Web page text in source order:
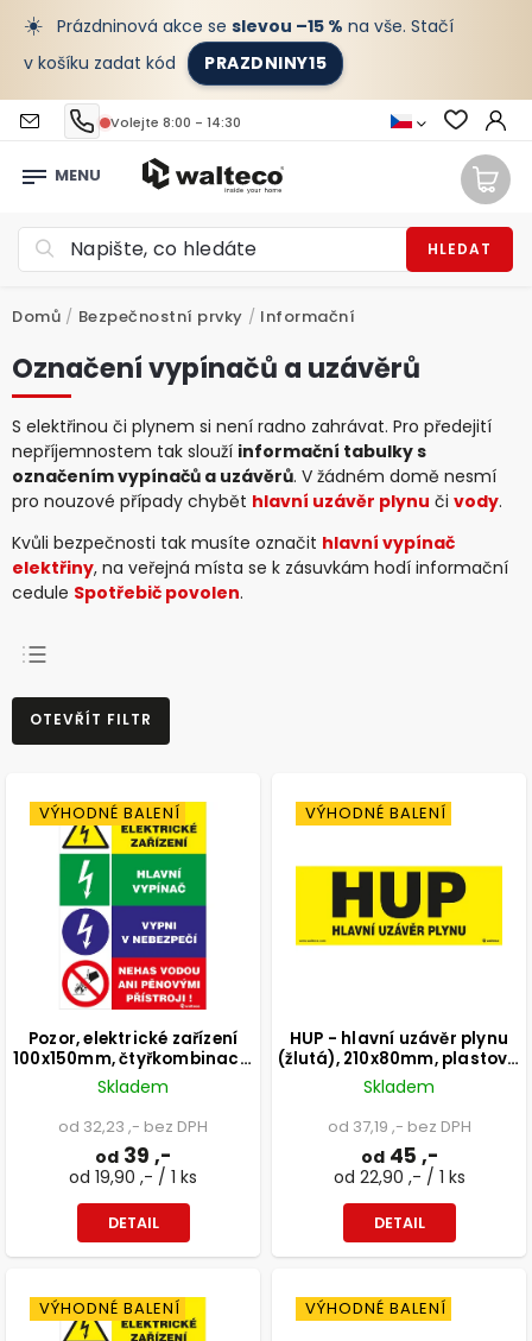
☀️ Prázdninová akce se slevou –15 % na vše. Stačí
v košíku zadat kód
PRAZDNINY15
Volejte 8:00 - 14:30
HLEDAT
Domů / Bezpečnostní prvky / Informační
Označení vypínačů a uzávěrů
S elektřinou či plynem si není radno zahrávat. Pro předejití
nepříjemnostem tak slouží informační tabulky s
označením vypínačů a uzávěrů. V žádném domě nesmí
pro nouzové případy chybět hlavní uzávěr plynu či vody.
Kvůli bezpečnosti tak musíte označit hlavní vypínač
elektřiny, na veřejná místa se k zásuvkám hodí informační
cedule Spotřebič povolen.
NEJPRODÁVANĚJŠÍ
NEJLEVNĚJŠÍ
ABECEDNĚ
OTEVŘÍT FILTR
VÝHODNÉ BALENÍ
Pozor, elektrické zařízení
100x150mm, čtyřkombinace,
samolepka
Skladem
od 32,23 ,- bez DPH
od 39 ,-
od 19,90 ,- / 1 ks
DETAIL
VÝHODNÉ BALENÍ
HUP - hlavní uzávěr plynu
(žlutá), 210x80mm, plastová
tabulka
Skladem
od 37,19 ,- bez DPH
od45 ,-
od 22,90 ,- / 1 ks
DETAIL
VÝHODNÉ BALENÍ VÝHODNÉ BALENÍ